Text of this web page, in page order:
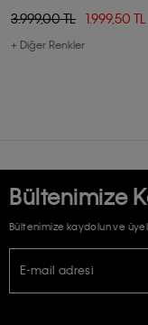
3.999,00 TL
1.999,50 TL
+ Diğer Renkler
Bültenimize
Bültenimize kaydolun ve
E-mail adresi